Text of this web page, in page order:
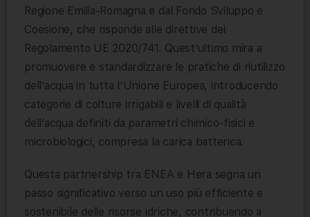
Regione Emilia-Romagna e dal Fondo Sviluppo e
Coesione, che risponde alle direttive del
Regolamento UE 2020/741. Quest’ultimo mira a
promuovere e standardizzare le pratiche di riutilizzo
dell’acqua in tutta l’Unione Europea, introducendo
categorie di colture irrigabili e livelli di qualità
dell’acqua definiti da parametri chimico-fisici e
microbiologici, compresa la carica batterica.
Questa partnership tra ENEA e Hera segna un
passo significativo verso un uso più efficiente e
sostenibile delle risorse idriche, contribuendo a